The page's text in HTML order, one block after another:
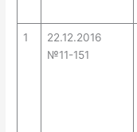
1
22.12.2016
№11-151